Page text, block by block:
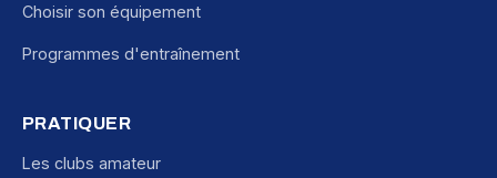
Choisir son équipement
Programmes d'entraînement
PRATIQUER
Les clubs amateur